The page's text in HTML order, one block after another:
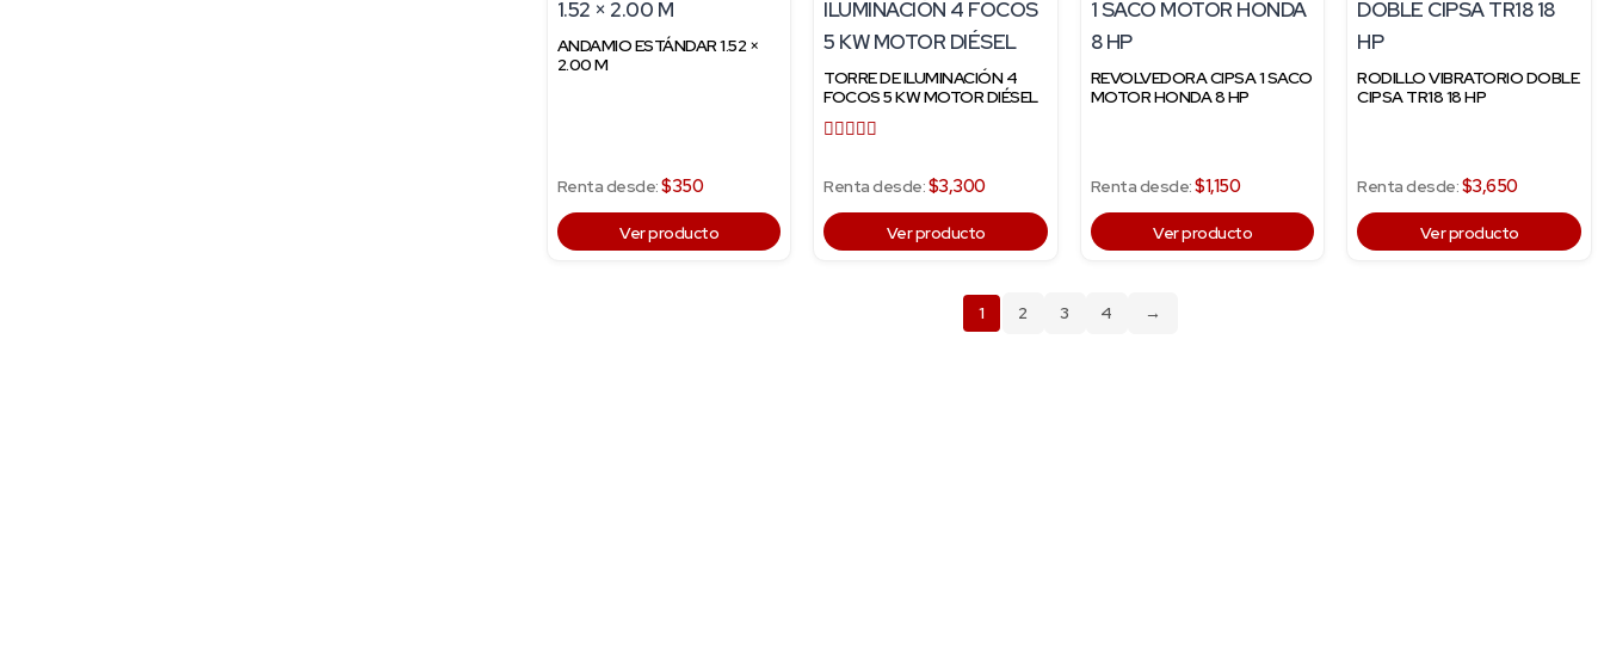
ANDAMIO ESTÁNDAR 1.52 ×
2.00 M
Renta desde:$350
Ver producto
TORRE DE ILUMINACIÓN 4
FOCOS 5 KW MOTOR DIÉSEL
5.00
Renta desde:$3,300
Ver producto
REVOLVEDORA CIPSA 1 SACO
MOTOR HONDA 8 HP
Renta desde:$1,150
Ver producto
RODILLO VIBRATORIO DOBLE
CIPSA TR18 18 HP
Renta desde:$3,650
Ver producto
1 2 3 4 →